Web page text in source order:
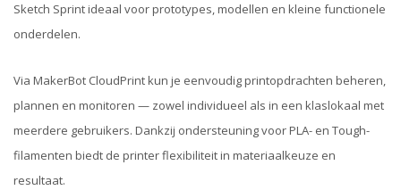
Sketch Sprint ideaal voor prototypes, modellen en kleine functionele
onderdelen.
Via MakerBot CloudPrint kun je eenvoudig printopdrachten beheren,
plannen en monitoren — zowel individueel als in een klaslokaal met
meerdere gebruikers. Dankzij ondersteuning voor PLA- en Tough-
filamenten biedt de printer flexibiliteit in materiaalkeuze en
resultaat.